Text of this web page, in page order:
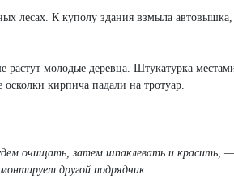
лесах. К куполу здания взмыла
молодые деревца. Штукатурка
кирпича падали на тротуар.
очищать, затем шпаклевать и красить,
другой подрядчик.